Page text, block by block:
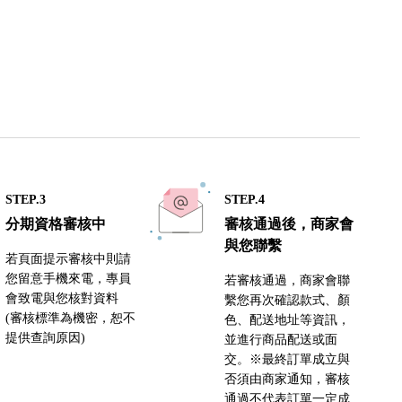
STEP.3
分期資格審核中
若頁面提示審核中則請
您留意手機來電，專員
會致電與您核對資料
(審核標準為機密，恕不
提供查詢原因)
STEP.4
審核通過後，商家會
與您聯繫
若審核通過，商家會聯
繫您再次確認款式、顏
色、配送地址等資訊，
並進行商品配送或面
交。※最終訂單成立與
否須由商家通知，審核
通過不代表訂單一定成